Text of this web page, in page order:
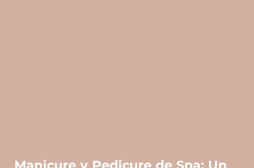
Manicure y Pedicure de Spa: Un